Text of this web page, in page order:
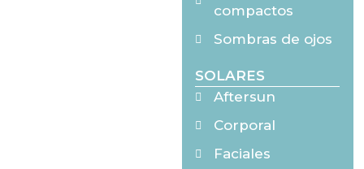
compactos
Sombras de ojos
SOLARES
Aftersun
Corporal
Faciales